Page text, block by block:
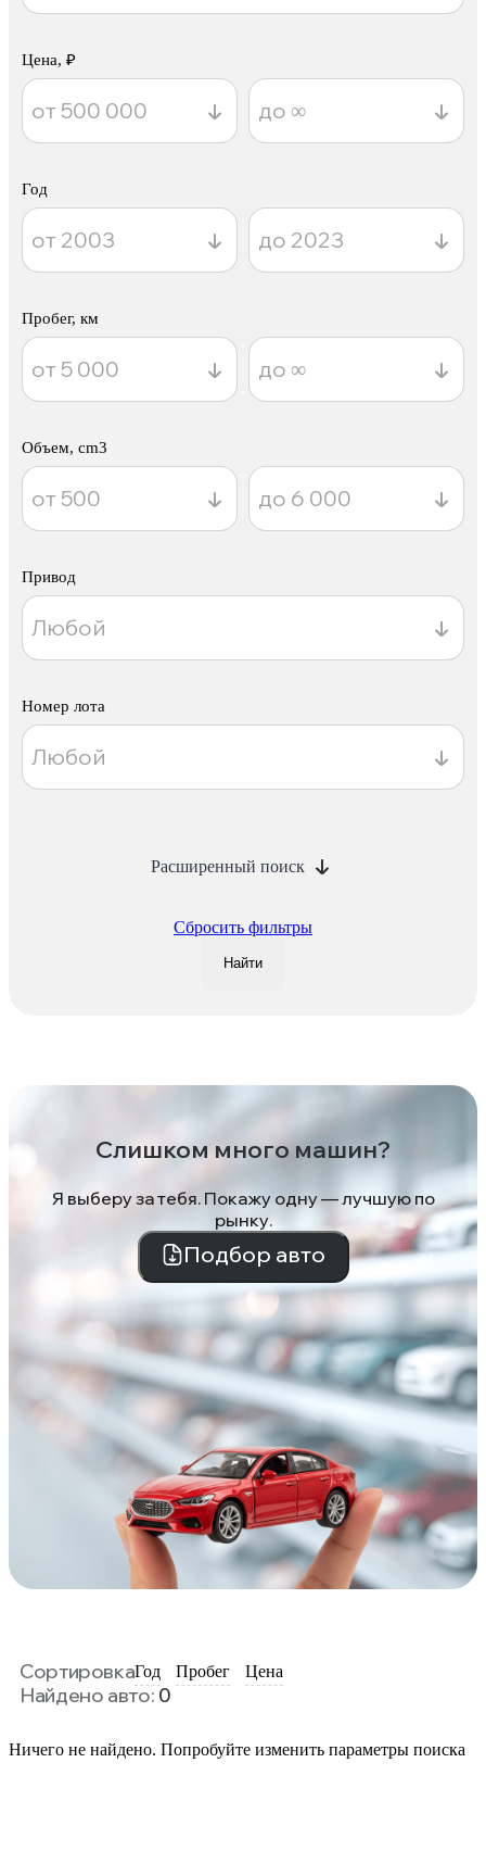
Цена, ₽
Год
Пробег, км
Объем, cm3
Привод
Номер лота
Расширенный поиск
Сбросить фильтры
Найти
Слишком много машин?
Я выберу за тебя. Покажу одну — лучшую по
рынку.
Подбор авто
СортировкаГод Пробег Цена
Найдено авто: 0
Ничего не найдено. Попробуйте изменить параметры поиска